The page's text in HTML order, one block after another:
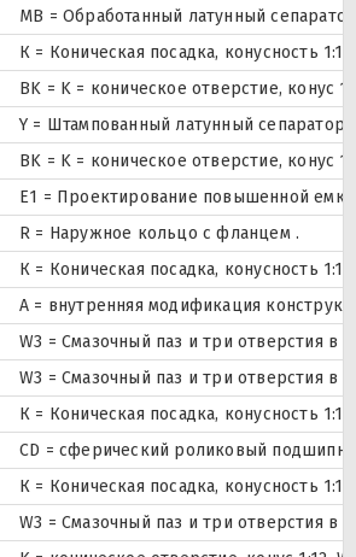
MB = Обработанный латунный
К = Коническая посадка, конусность 1:12.
BK = K = коническое отверстие, конус
Y = Штампованный латунный
BK = K = коническое отверстие, конус
E1 = Проектирование повышенной
R = Наружное кольцо с фланцем .
К = Коническая посадка, конусность 1:12.
A = внутренняя модификация
W3 = Смазочный паз и три отверстия
W3 = Смазочный паз и три отверстия
К = Коническая посадка, конусность 1:12.
CD = сферический роликовый
К = Коническая посадка, конусность 1:12.
W3 = Смазочный паз и три отверстия